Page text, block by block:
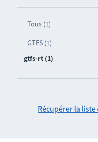
Tous (1)
GTFS (1)
gtfs-rt (1)
Récupérer la liste